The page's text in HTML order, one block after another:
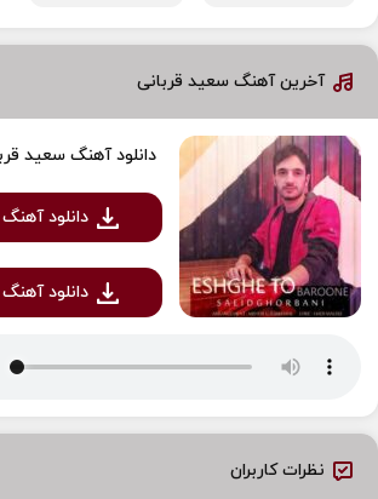
آخرین آهنگ سعید قربانی
دانلود آهنگ سعید
دانلود آهنگ
دانلود آهنگ
نظرات کاربران